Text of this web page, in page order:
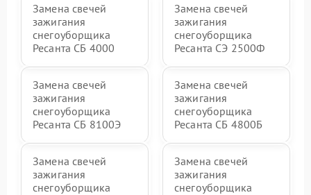
Замена свечей
зажигания
снегоуборщика
Ресанта СБ 4000
Замена свечей
зажигания
снегоуборщика
Ресанта СЭ 2500Ф
Замена свечей
зажигания
снегоуборщика
Ресанта СБ 8100Э
Замена свечей
зажигания
снегоуборщика
Ресанта СБ 4800Б
Замена свечей
зажигания
снегоуборщика
Замена свечей
зажигания
снегоуборщика